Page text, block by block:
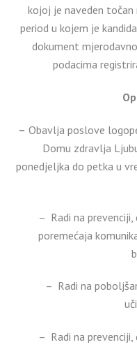
kojoj je naveden točan
period u kojem je
dokument
podacima
– Obavlja poslove
Domu zdravlja
ponedjeljka do petka u
– Radi na
poremećaja
– Radi na
– Radi na